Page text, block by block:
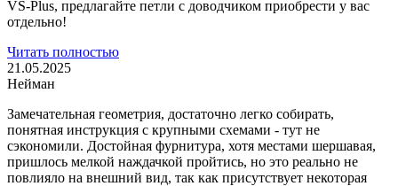
VS-Plus, предлагайте петли с доводчиком приобрести у вас
отдельно!
Читать полностью
21.05.2025
Нейман
Замечательная геометрия, достаточно легко собирать,
понятная инструкция с крупными схемами - тут не
сэкономили. Достойная фурнитура, хотя местами шершавая,
пришлось мелкой наждачкой пройтись, но это реально не
повлияло на внешний вид, так как присутствует некоторая